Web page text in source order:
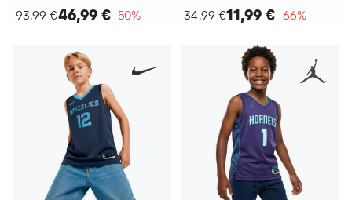
93,99 €46,99 €−50%
34,99 €11,99 €−66%